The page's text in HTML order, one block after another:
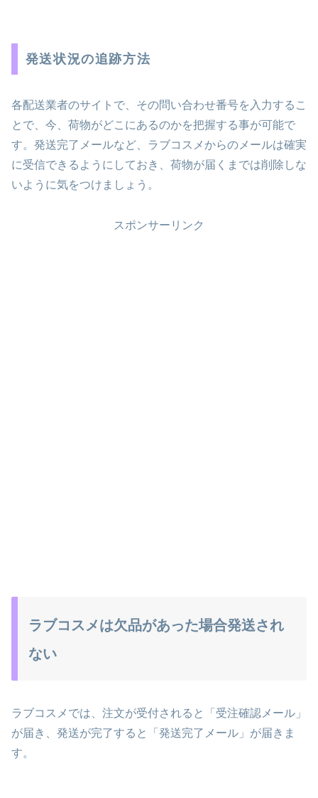
発送状況の追跡方法
各配送業者のサイトで、その問い合わせ番号を入力するこ
とで、今、荷物がどこにあるのかを把握する事が可能で
す。発送完了メールなど、ラブコスメからのメールは確実
に受信できるようにしておき、荷物が届くまでは削除しな
いように気をつけましょう。
スポンサーリンク
ラブコスメは欠品があった場合発送され
ない
ラブコスメでは、注文が受付されると「受注確認メール」
が届き、発送が完了すると「発送完了メール」が届きま
す。